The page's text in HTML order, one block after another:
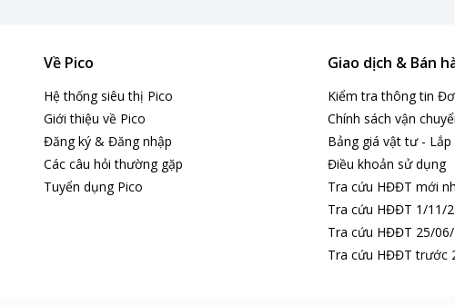
Dung tích 6 lít
Với dung tích 6 lít, nồi chiên AC-125 đáp ứng nhu cầu của gia đình
những món chiên giòn rụm, thơm ngon mà vẫn đảm bảo sức khỏe.
Về Pico
Hệ thống siêu thị Pico
Giới thiệu về Pico
Đăng ký & Đăng nhập
Các câu hỏi thường gặp
Tuyển dụng Pico
Giao dịch & Bán
Kiểm tra thông tin
Chính sách vận
Bảng giá vật tư -
Điều khoản sử dụng
Tra cứu HĐĐT mới
Tra cứu HĐĐT 1/11/
Tra cứu HĐĐT 25/
Tra cứu HĐĐT trước